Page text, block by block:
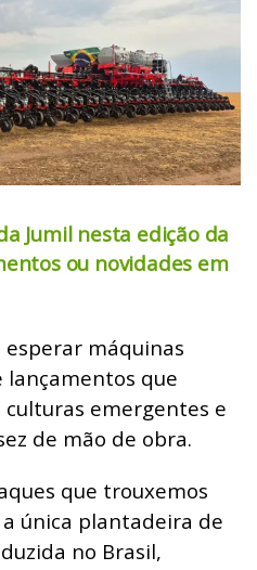
Jumil nesta edição da
ou novidades em
máquinas
lançamentos que
emergentes e
de mão de obra.
que trouxemos
única plantadeira de
no Brasil,